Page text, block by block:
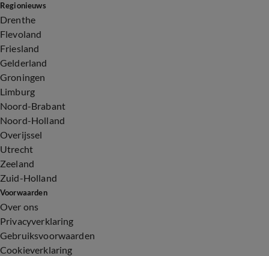
Regionieuws
Drenthe
Flevoland
Friesland
Gelderland
Groningen
Limburg
Noord-Brabant
Noord-Holland
Overijssel
Utrecht
Zeeland
Zuid-Holland
Voorwaarden
Over ons
Privacyverklaring
Gebruiksvoorwaarden
Cookieverklaring